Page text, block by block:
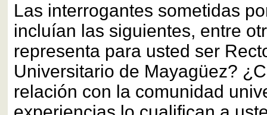
Las interrogantes sometidas
incluían las siguientes, entre
representa para usted ser
Universitario de Mayagüez?
relación con la comunidad